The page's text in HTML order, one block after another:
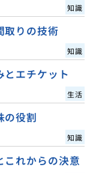
知識
取りの技術
知識
とエチケット
生活
の役割
知識
これからの決意